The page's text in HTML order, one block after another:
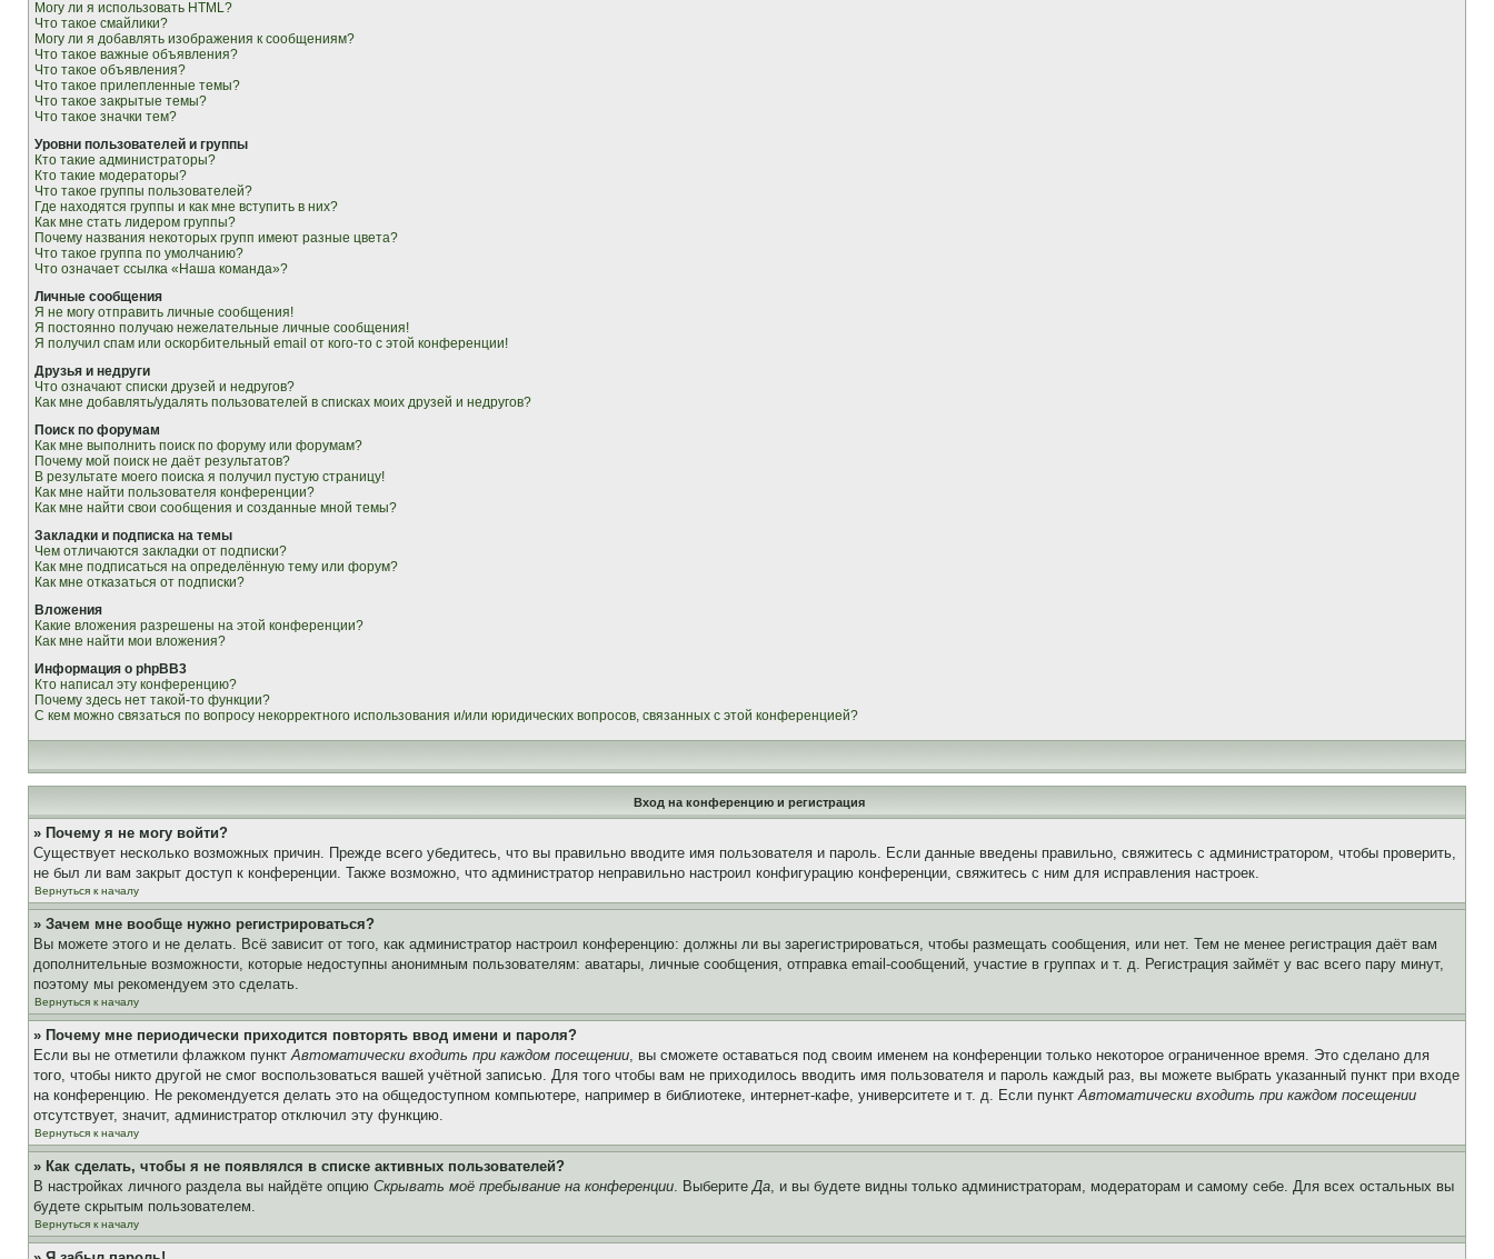
Могу ли я использовать HTML?
Что такое смайлики?
Могу ли я добавлять изображения к сообщениям?
Что такое важные объявления?
Что такое объявления?
Что такое прилепленные темы?
Что такое закрытые темы?
Что такое значки тем?
Уровни пользователей и группы
Кто такие администраторы?
Кто такие модераторы?
Что такое группы пользователей?
Где находятся группы и как мне вступить в них?
Как мне стать лидером группы?
Почему названия некоторых групп имеют разные цвета?
Что такое группа по умолчанию?
Что означает ссылка «Наша команда»?
Личные сообщения
Я не могу отправить личные сообщения!
Я постоянно получаю нежелательные личные сообщения!
Я получил спам или оскорбительный email от кого-то с этой конференции!
Друзья и недруги
Что означают списки друзей и недругов?
Как мне добавлять/удалять пользователей в списках моих друзей и недругов?
Поиск по форумам
Как мне выполнить поиск по форуму или форумам?
Почему мой поиск не даёт результатов?
В результате моего поиска я получил пустую страницу!
Как мне найти пользователя конференции?
Как мне найти свои сообщения и созданные мной темы?
Закладки и подписка на темы
Чем отличаются закладки от подписки?
Как мне подписаться на определённую тему или форум?
Как мне отказаться от подписки?
Вложения
Какие вложения разрешены на этой конференции?
Как мне найти мои вложения?
Информация о phpBB3
Кто написал эту конференцию?
Почему здесь нет такой-то функции?
С кем можно связаться по вопросу некорректного использования и/или юридических вопросов, связанных с этой конференцией?
Вход на конференцию и регистрация
» Почему я не могу войти?
Существует несколько возможных причин. Прежде всего убедитесь, что вы правильно вводите имя пользователя и пароль. Если данные введены правильно, свяжитесь с администратором, чтобы проверить,
не был ли вам закрыт доступ к конференции. Также возможно, что администратор неправильно настроил конфигурацию конференции, свяжитесь с ним для исправления настроек.
Вернуться к началу
» Зачем мне вообще нужно регистрироваться?
Вы можете этого и не делать. Всё зависит от того, как администратор настроил конференцию: должны ли вы зарегистрироваться, чтобы размещать сообщения, или нет. Тем не менее регистрация даёт вам
дополнительные возможности, которые недоступны анонимным пользователям: аватары, личные сообщения, отправка email-сообщений, участие в группах и т. д. Регистрация займёт у вас всего пару минут,
поэтому мы рекомендуем это сделать.
Вернуться к началу
» Почему мне периодически приходится повторять ввод имени и пароля?
Если вы не отметили флажком пунктАвтоматически входить при каждом посещении, вы сможете оставаться под своим именем на конференции только некоторое ограниченное время. Это сделано для
того, чтобы никто другой не смог воспользоваться вашей учётной записью. Для того чтобы вам не приходилось вводить имя пользователя и пароль каждый раз, вы можете выбрать указанный пункт при входе
на конференцию. Не рекомендуется делать это на общедоступном компьютере, например в библиотеке, интернет-кафе, университете и т. д. Если пунктАвтоматически входить при каждом посещении
отсутствует, значит, администратор отключил эту функцию.
Вернуться к началу
» Как сделать, чтобы я не появлялся в списке активных пользователей?
В настройках личного раздела вы найдёте опцию Скрывать моё пребывание на конференции. ВыберитеДа, и вы будете видны только администраторам, модераторам и самому себе. Для всех остальных вы
будете скрытым пользователем.
Вернуться к началу